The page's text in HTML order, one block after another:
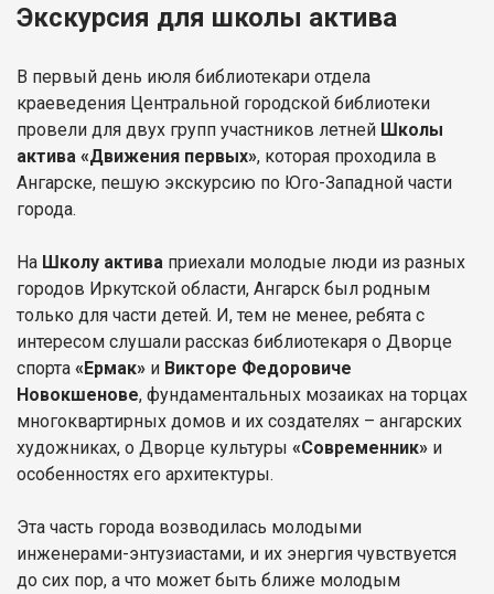
Экскурсия для школы актива
В первый день июля библиотекари отдела
краеведения Центральной городской библиотеки
провели для двух групп участников летней Школы
актива «Движения первых», которая проходила в
Ангарске, пешую экскурсию по Юго-Западной части
города.
На Школу актива приехали молодые люди из разных
городов Иркутской области, Ангарск был родным
только для части детей. И, тем не менее, ребята с
интересом слушали рассказ библиотекаря о Дворце
спорта «Ермак» и Викторе Федоровиче
Новокшенове, фундаментальных мозаиках на торцах
многоквартирных домов и их создателях – ангарских
художниках, о Дворце культуры «Современник» и
особенностях его архитектуры.
Эта часть города возводилась молодыми
инженерами-энтузиастами, и их энергия чувствуется
до сих пор, а что может быть ближе молодым